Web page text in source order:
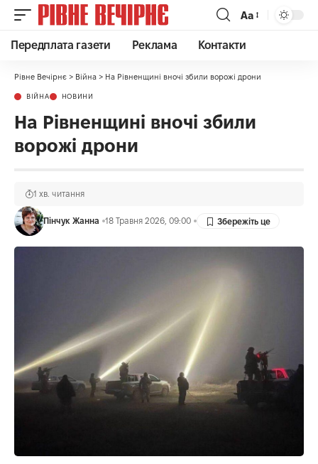
Аа
Передплата газети Реклама Контакти
Рівне Вечірнє > Війна > На Рівненщині вночі збили ворожі дрони
ВІЙНА НОВИНИ
На Рівненщині вночі збили
ворожі дрони
Пінчук Жанна 18 Травня 2026, 09:00
1 хв. читання